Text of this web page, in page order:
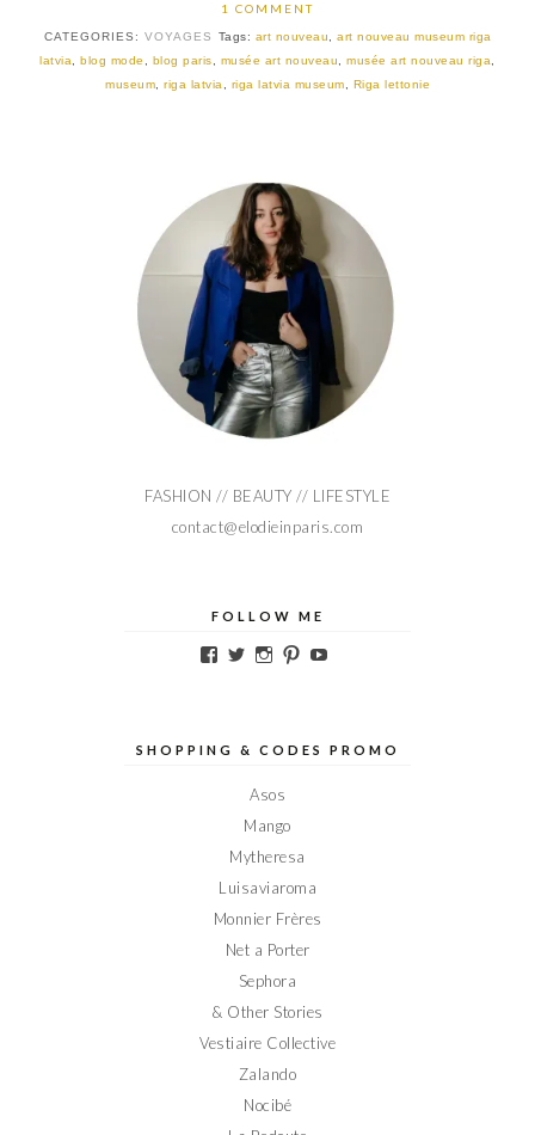
1 COMMENT
CATEGORIES: VOYAGES Tags: art nouveau, art nouveau museum riga
latvia, blog mode , blog paris, musée art nouveau,musée art nouveau riga,
museum, riga latvia, riga latvia museum, Riga lettonie
FASHION // BEAUTY // LIFESTYLE
contact@elodieinparis.com
FOLLOW ME
Voir
sur
Voir
sur
Voir
sur
Voir
sur sur
SHOPPING & CODES PROMO
Asos
Mango
Mytheresa
Luisaviaroma
Monnier Frères
Net a Porter
Sephora
& Other Stories
Vestiaire Collective
Zalando
Nocibé